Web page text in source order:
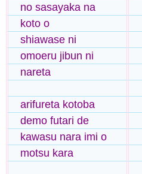
no sasayaka na
koto o
shiawase ni
omoeru jibun ni
nareta
arifureta kotoba
demo futari de
kawasu nara imi o
motsu kara